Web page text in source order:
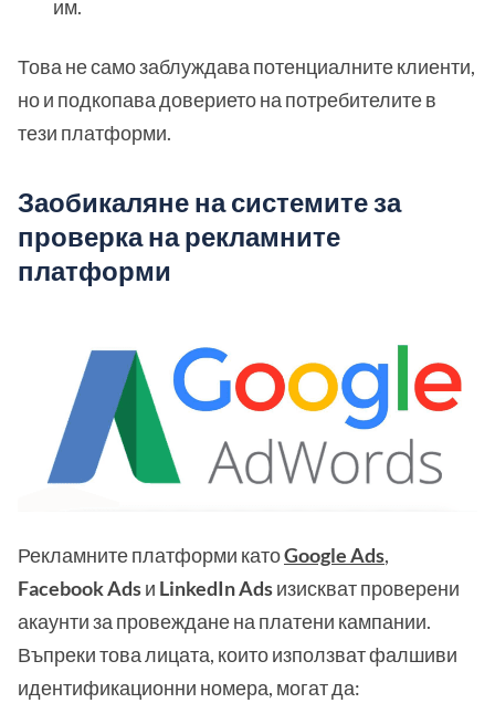
им.
Това не само заблуждава потенциалните клиенти,
но и подкопава доверието на потребителите в
тези платформи.
Заобикаляне на системите за
проверка на рекламните
платформи
Рекламните платформи катоGoogle Ads,
Facebook Adsи LinkedIn Adsизискват проверени
акаунти за провеждане на платени кампании.
Въпреки това лицата, които използват фалшиви
идентификационни номера, могат да: